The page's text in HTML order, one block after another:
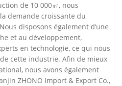
de 10 000㎡, nous
demande croissante du
disposons également d’une
et au développement,
en technologie, ce qui nous
cette industrie. Afin de mieux
nous avons également
ZHONO Import & Export Co.,